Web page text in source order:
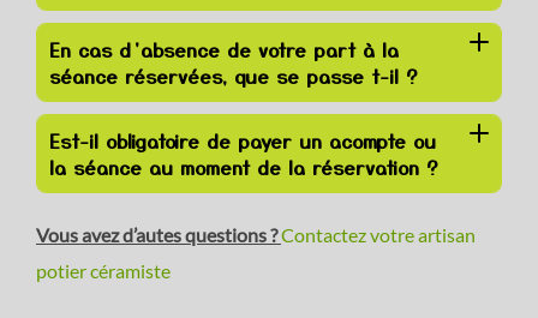
En cas d’absence de votre part à la
séance réservées, que se passe t-il ?
Est-il obligatoire de payer un acompte ou
la séance au moment de la réservation ?
Vous avez d’autes questions ?Contactez votre artisan
potier céramiste